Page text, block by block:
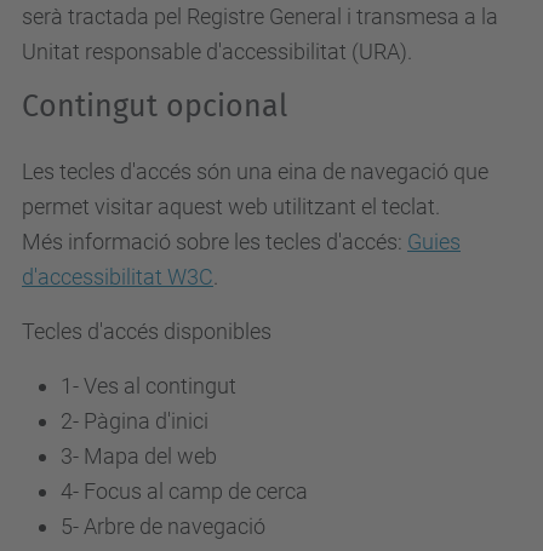
serà tractada pel Registre General i transmesa a la
Unitat responsable d'accessibilitat (URA).
Contingut opcional
Les tecles d'accés són una eina de navegació que
permet visitar aquest web utilitzant el teclat.
Més informació sobre les tecles d'accés: Guies
d'accessibilitat W3C
Tecles d'accés disponibles
1- Ves al contingut
2- Pàgina d'inici
3- Mapa del web
4- Focus al camp de cerca
5- Arbre de navegació